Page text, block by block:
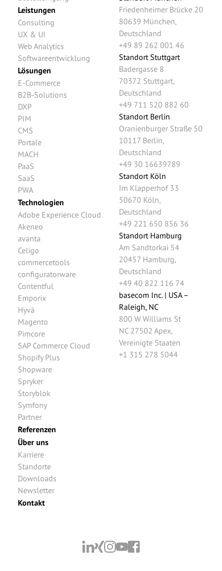
Leistungen
Consulting
UX & UI
Web Analytics
Softwareentwicklung
Lösungen
E-Commerce
B2B-Solutions
DXP
PIM
CMS
Portale
MACH
PaaS
SaaS
PWA
Technologien
Adobe Experience Cloud
Akeneo
avanta
Celigo
commercetools
configuratorware
Contentful
Emporix
Hyvä
Magento
Pimcore
SAP Commerce Cloud
Shopify Plus
Shopware
Spryker
Storyblok
Symfony
Partner
Referenzen
Über uns
Karriere
Standorte
Downloads
Newsletter
Kontakt
Friedenheimer Brücke 20
80639 München,
Deutschland
+49 89 262 001 46
Standort Stuttgart
Badergasse 8
70372 Stuttgart,
Deutschland
+49 711 520 882 60
Standort Berlin
Oranienburger Straße 50
10117 Berlin,
Deutschland
+49 30 16639789
Standort Köln
Im Klapperhof 33
50670 Köln,
Deutschland
+49 221 650 856 36
Standort Hamburg
Am Sandtorkai 54
20457 Hamburg,
Deutschland
+49 40 822 116 74
basecom Inc. | USA –
Raleigh, NC
800 W Williams St
NC 27502 Apex,
Vereinigte Staaten
+1 315 278 5044